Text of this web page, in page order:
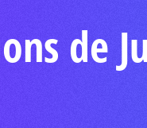
de